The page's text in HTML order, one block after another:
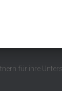
für ihre